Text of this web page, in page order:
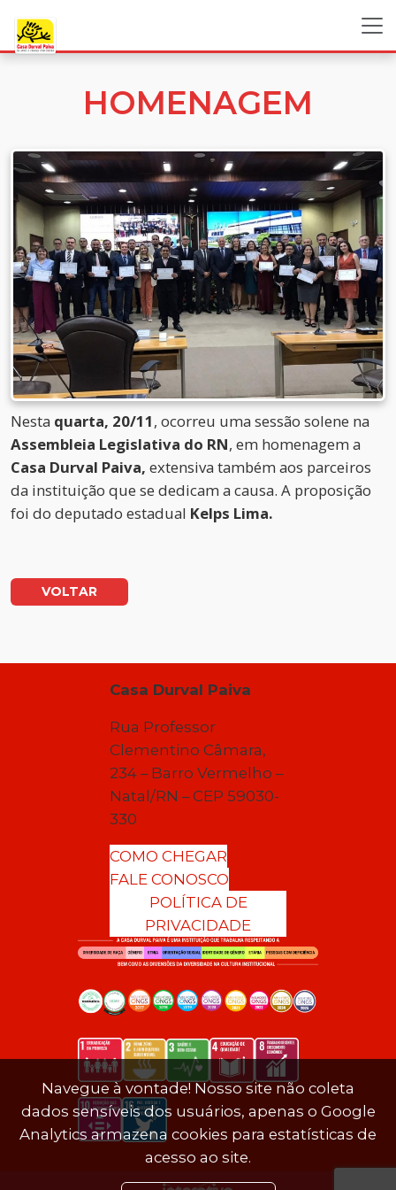
HOMENAGEM
Nesta quarta, 20/11, ocorreu uma sessão solene na
Assembleia Legislativa do RN, em homenagem a
Casa Durval Paiva, extensiva também aos parceiros
da instituição que se dedicam a causa. A proposição
foi do deputado estadual Kelps Lima.
VOLTAR
Casa Durval Paiva
Rua Professor
Clementino Câmara,
234 – Barro Vermelho –
Natal/RN – CEP 59030-
330
COMO CHEGAR
FALE CONOSCO
POLÍTICA DE
PRIVACIDADE
Navegue à vontade! Nosso site não coleta
dados sensíveis dos usuários, apenas o Google
Analytics armazena cookies para estatísticas de
acesso ao site.